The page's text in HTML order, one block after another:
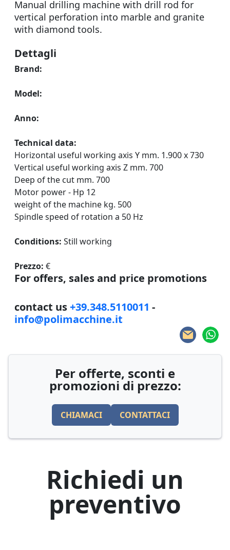
Manual drilling machine with drill rod for
vertical perforation into marble and granite
with diamond tools.
Dettagli
Brand:
Model:
Anno:
Technical data:
Horizontal useful working axis Y mm. 1.900 x 730
Vertical useful working axis Z mm. 700
Deep of the cut mm. 700
Motor power - Hp 12
weight of the machine kg. 500
Spindle speed of rotation a 50 Hz
Conditions: Still working
Prezzo: €
For offers, sales and price promotions
contact us+39.348.5110011 -
info@polimacchine.it
Per offerte, sconti e
promozioni di prezzo:
CHIAMACI CONTATTACI
Richiedi un
preventivo